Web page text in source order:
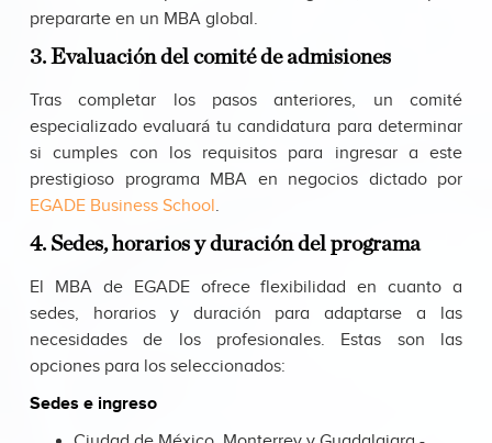
prepararte en un MBA global.
3. Evaluación del comité de admisiones
Tras completar los pasos anteriores, un comité
especializado evaluará tu candidatura para determinar
si cumples con los requisitos para ingresar a este
prestigioso programa MBA en negocios dictado por
EGADE Business School.
4. Sedes, horarios y duración del programa
El MBA de EGADE ofrece flexibilidad en cuanto a
sedes, horarios y duración para adaptarse a las
necesidades de los profesionales. Estas son las
opciones para los seleccionados:
Sedes e ingreso